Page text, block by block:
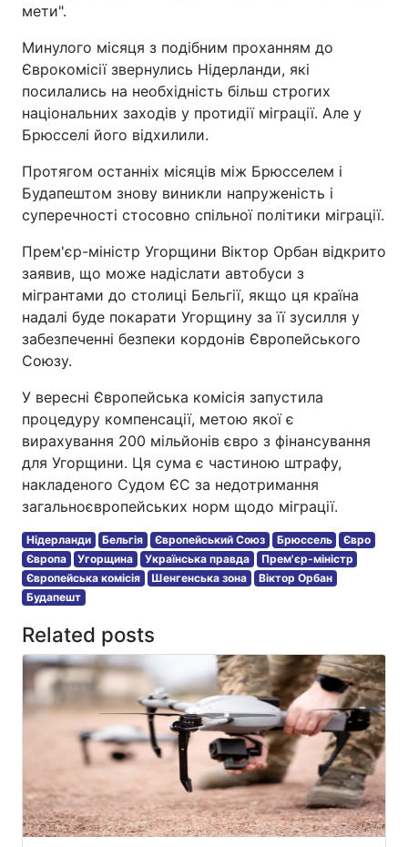
мети".
Минулого місяця з подібним проханням до
Єврокомісії звернулись Нідерланди, які
посилались на необхідність більш строгих
національних заходів у протидії міграції. Але у
Брюсселі його відхилили.
Протягом останніх місяців між Брюсселем і
Будапештом знову виникли напруженість і
суперечності стосовно спільної політики міграції.
Прем'єр-міністр Угорщини Віктор Орбан відкрито
заявив, що може надіслати автобуси з
мігрантами до столиці Бельгії, якщо ця країна
надалі буде покарати Угорщину за її зусилля у
забезпеченні безпеки кордонів Європейського
Союзу.
У вересні Європейська комісія запустила
процедуру компенсації, метою якої є
вирахування 200 мільйонів євро з фінансування
для Угорщини. Ця сума є частиною штрафу,
накладеного Судом ЄС за недотримання
загальноєвропейських норм щодо міграції.
Нідерланди Бельгія Європейський Союз Брюссель
Євро
Європа
Угорщина Українська правда
Прем'єр-міністр
Європейська комісія
Шенгенська зона
Віктор Орбан
Будапешт
Related posts